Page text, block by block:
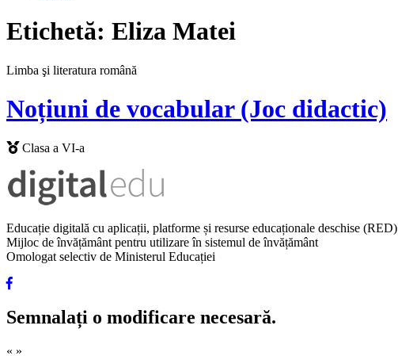
Etichetă: Eliza Matei
Limba şi literatura română
Noțiuni de vocabular (Joc didactic)
Clasa a VI-a
Educație digitală cu aplicații, platforme și resurse educaționale deschise (RED)
Mijloc de învățământ pentru utilizare în sistemul de învățământ
Omologat selectiv de Ministerul Educației
Semnalați o modificare necesară.
« »